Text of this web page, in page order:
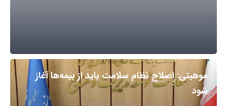
موهبتی: اصلاح نظام سلامت باید از بیمه‌ها آغاز
شود